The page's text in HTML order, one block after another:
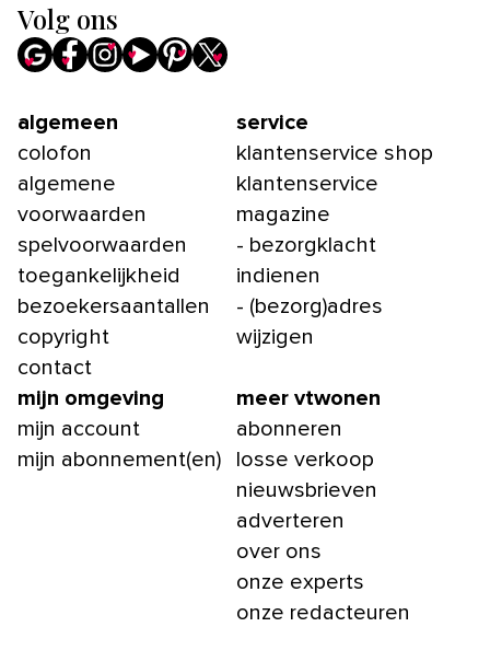
Volg ons
algemeen
colofon
algemene
voorwaarden
spelvoorwaarden
toegankelijkheid
bezoekersaantallen
copyright
contact
service
klantenservice shop
klantenservice
magazine
- bezorgklacht
indienen
- (bezorg)adres
wijzigen
mijn omgeving
mijn account
mijn abonnement(en)
meer vtwonen
abonneren
losse verkoop
nieuwsbrieven
adverteren
over ons
onze experts
onze redacteuren